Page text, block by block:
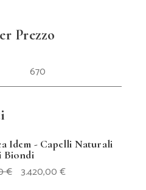
Prezzo
Min
Max
Idem - Capelli Naturali
Biondi
€ IL
PREZZO
3.420,00€IL